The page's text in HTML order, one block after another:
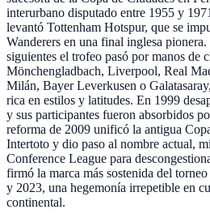
interurbano disputado entre 1955 y
levantó Tottenham Hotspur, que se
Wanderers en una final inglesa
siguientes el trofeo pasó por manos de
Mönchengladbach, Liverpool, Real
Milán, Bayer Leverkusen o
rica en estilos y latitudes. En 1999
y sus participantes fueron absorbidos
reforma de 2009 unificó la antigua
Intertoto y dio paso al nombre actual,
Conference League para
firmó la marca más sostenida del
y 2023, una hegemonía irrepetible en
continental.